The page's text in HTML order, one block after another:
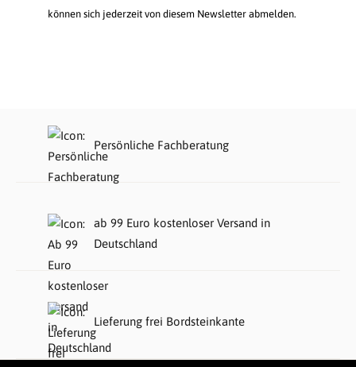
können sich jederzeit von diesem Newsletter abmelden.
Persönliche Fachberatung
ab 99 Euro kostenloser Versand in
Deutschland
Lieferung frei Bordsteinkante